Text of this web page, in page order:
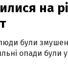
на
були
опади були у